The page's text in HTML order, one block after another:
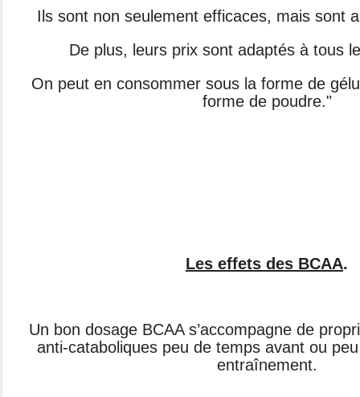
Ils sont non seulement efficaces, mais sont
De plus, leurs prix sont adaptés à tous
On peut en consommer sous la forme de
forme de poudre."
Les effets des BCAA.
Un bon dosage BCAA s’accompagne de
anti-cataboliques peu de temps avant ou
entraînement.